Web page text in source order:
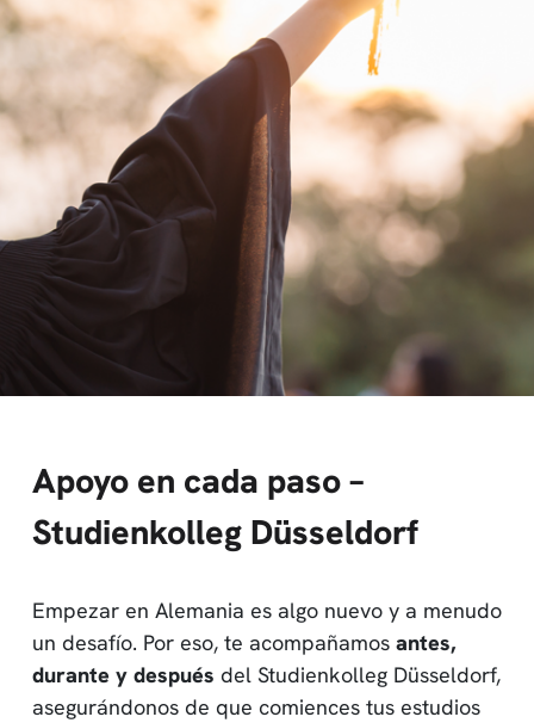
Apoyo en cada paso –
Studienkolleg Düsseldorf
Empezar en Alemania es algo nuevo y a menudo
un desafío. Por eso, te acompañamos antes,
durante y después del Studienkolleg Düsseldorf,
asegurándonos de que comiences tus estudios